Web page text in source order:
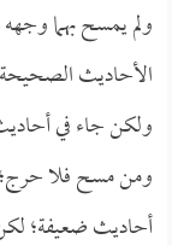
ولم يمسح بهما
الأحاديث الصحيحة
ولكن جاء في
ومن مسح فلا حرج؛
أحاديث ضعيفة؛